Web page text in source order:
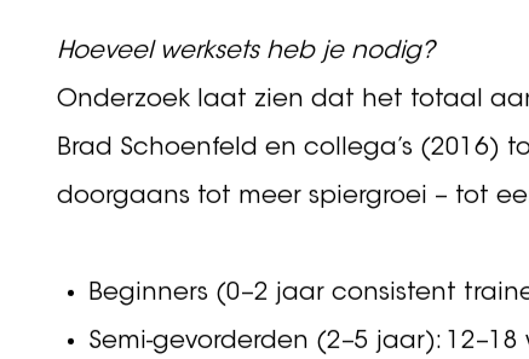
Trainingsvolume: het aantal werksets
Wat is een werkset?
warming-up set, maar een set die je